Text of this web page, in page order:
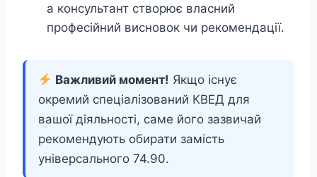
а консультант створює власний
професійний висновок чи рекомендації.
Важливий момент! Якщо існує
окремий спеціалізований КВЕД для
вашої діяльності, саме його зазвичай
рекомендують обирати замість
універсального 74.90.